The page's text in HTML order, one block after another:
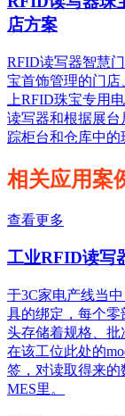
店方案
RFID读写器智慧
宝首饰管理的门
上RFID珠宝专用
读写器和根据展
踪柜台和仓库中的
相关应用案
查看更多
工业RFID读写
于3C家电产线当
具的绑定，每个零
头存储着规格、
在该工位此处的
签，对读取得来
MES里。